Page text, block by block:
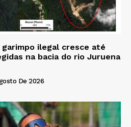
ilegal cresce até
na bacia do rio Juruena
De 2026